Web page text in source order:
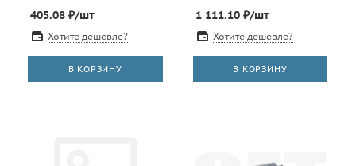
405.08 ₽/шт
Хотите дешевле?
В КОРЗИНУ
1 111.10₽/шт
Хотите дешевле?
В КОРЗИНУ